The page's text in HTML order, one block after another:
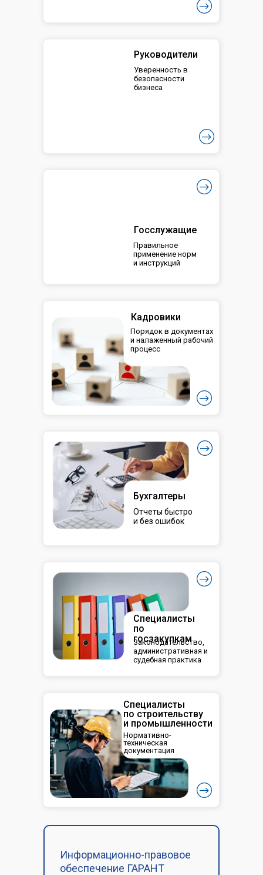
Госслужащие
Правильное
применение норм
и инструкций
Руководители
Уверенность в
безопасности
бизнеса
Бухгалтеры
Отчеты быстро
и без ошибок
Специалисты
по
госзакупкам
Законодательство,
административная и
судебная практика
Специалисты
по строительству
и промышленности
Нормативно-
техническая
документация
Информационно-правовое
обеспечение ГАРАНТ
Кадровики
Порядок в документах
и налаженный рабочий
процесс